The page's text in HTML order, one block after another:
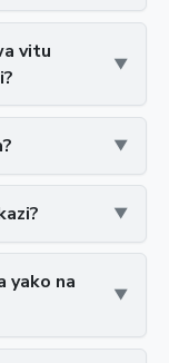
vitu
yako na